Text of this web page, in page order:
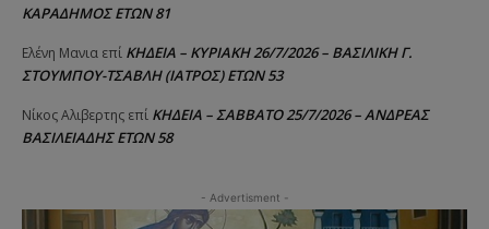
ΚΑΡΑΔΗΜΟΣ ΕΤΩΝ 81
Ελένη Μανια επί ΚΗΔΕΙΑ – ΚΥΡΙΑΚΗ 26/7/2026 – ΒΑΣΙΛΙΚΗ Γ.
ΣΤΟΥΜΠΟΥ-ΤΣΑΒΛΗ (ΙΑΤΡΟΣ) ΕΤΩΝ 53
Νίκος Αλιβερτης επί ΚΗΔΕΙΑ – ΣΑΒΒΑΤΟ 25/7/2026 – ΑΝΔΡΕΑΣ
ΒΑΣΙΛΕΙΑΔΗΣ ΕΤΩΝ 58
- Advertisment -